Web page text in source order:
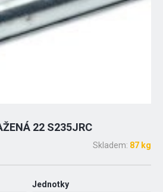
22 S235JRC
Skladem: 87 kg
Jednotky